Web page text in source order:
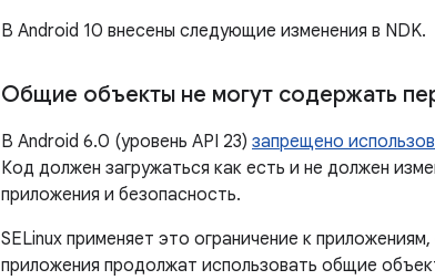
В Android 10 внесены следующие изменения в NDK.
Общие объекты не могут содержать
В Android 6.0 (уровень API 23) запрещено
Код должен загружаться как есть и не должен
приложения и безопасность.
SELinux применяет это ограничение к
приложения продолжат использовать общие